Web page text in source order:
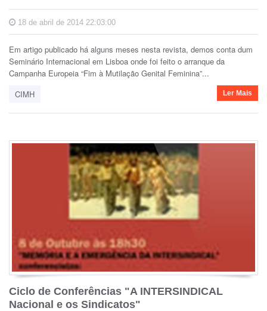
18 de abril de 2014 22:03:00
Em artigo publicado há alguns meses nesta revista, demos conta dum
Seminário Internacional em Lisboa onde foi feito o arranque da
Campanha Europeia “Fim à Mutilação Genital Feminina”...
CIMH
Ler Mais
Ciclo de Conferências "A INTERSINDICAL
Nacional e os Sindicatos"